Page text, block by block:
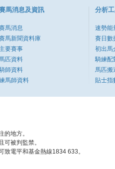
馬消息及資訊
馬消息
馬新聞資料庫
主要賽事
匹資料
師資料
馬師資料
分析
速勢能
賽日數
初出馬
騎練配
馬匹搬
貼士指
的地方。
可被判監禁。
致電平和基金熱線1834 633。